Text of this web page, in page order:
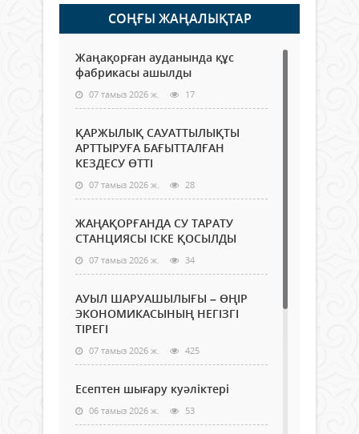
СОҢҒЫ ЖАҢАЛЫҚТАР
Жаңақорған ауданында құс
фабрикасы ашылды
07 тамыз 2026 ж. 17
ҚАРЖЫЛЫҚ САУАТТЫЛЫҚТЫ
АРТТЫРУҒА БАҒЫТТАЛҒАН
КЕЗДЕСУ ӨТТІ
07 тамыз 2026 ж. 28
ЖАҢАҚОРҒАНДА СУ ТАРАТУ
СТАНЦИЯСЫ ІСКЕ ҚОСЫЛДЫ
07 тамыз 2026 ж. 34
АУЫЛ ШАРУАШЫЛЫҒЫ – ӨҢІР
ЭКОНОМИКАСЫНЫҢ НЕГІЗГІ
ТІРЕГІ
07 тамыз 2026 ж. 425
Есептен шығару куәліктері
06 тамыз 2026 ж. 53